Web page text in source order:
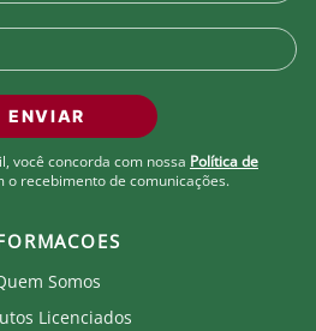
ENVIAR
você concorda com nossa Política de
o recebimento de comunicações.
Somos
Licenciados